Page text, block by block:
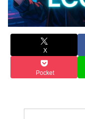
X
Pocket